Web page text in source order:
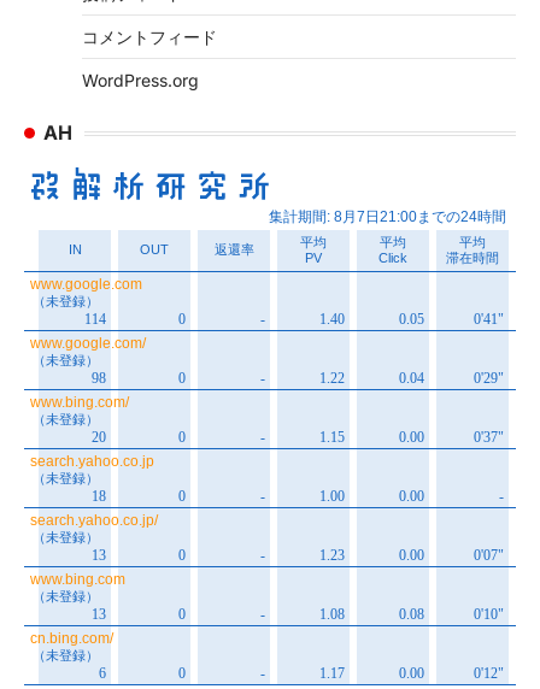
コメントフィード
WordPress.org
AH